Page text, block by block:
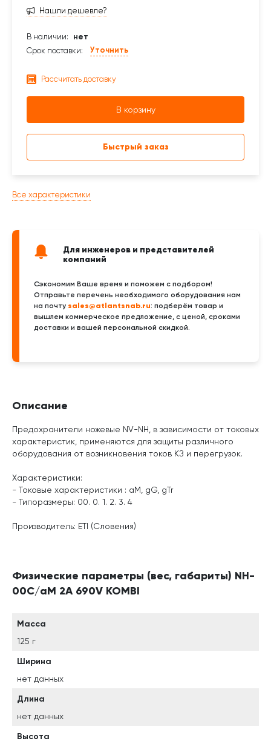
Все характеристики
Для инженеров и представителей
компаний
Сэкономим Ваше время и поможем с подбором!
Отправьте перечень необходимого оборудования нам
на почту sales@atlantsnab.ru: подберём товар и
вышлем коммерческое предложение, с ценой, сроками
доставки и вашей персональной скидкой.
Нашли дешевле?
В наличии:
нет
Срок поставки:
Уточнить
Рассчитать доставку
В корзину
Быстрый заказ
Описание
Предохранители ножевые NV-NH, в зависимости от токовых
характеристик, применяются для защиты различного
оборудования от возникновения токов КЗ и перегрузок.
Характеристики:
- Токовые характеристики : aM, gG, gTr
- Типоразмеры: 00. 0. 1. 2. 3. 4
Производитель: ETI (Словения)
Физические параметры (вес, габариты) NH-
00C/aM 2A 690V KOMBI
Масса
125 г
Ширина
нет данных
Длина
нет данных
Высота